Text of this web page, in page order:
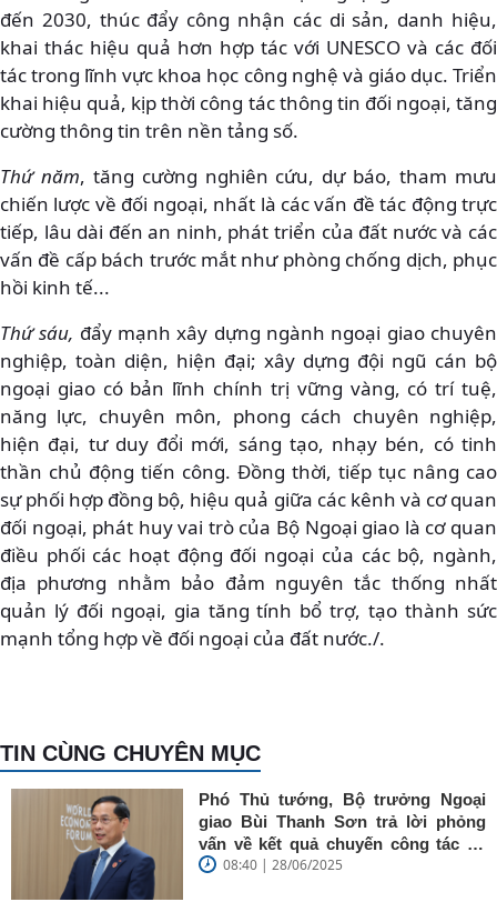
đến 2030, thúc đẩy công nhận các di sản, danh hiệu,
khai thác hiệu quả hơn hợp tác với UNESCO và các đối
tác trong lĩnh vực khoa học công nghệ và giáo dục. Triển
khai hiệu quả, kịp thời công tác thông tin đối ngoại, tăng
cường thông tin trên nền tảng số.
Thứ năm, tăng cường nghiên cứu, dự báo, tham mưu
chiến lược về đối ngoại, nhất là các vấn đề tác động trực
tiếp, lâu dài đến an ninh, phát triển của đất nước và các
vấn đề cấp bách trước mắt như phòng chống dịch, phục
hồi kinh tế...
Thứ sáu, đẩy mạnh xây dựng ngành ngoại giao chuyên
nghiệp, toàn diện, hiện đại; xây dựng đội ngũ cán bộ
ngoại giao có bản lĩnh chính trị vững vàng, có trí tuệ,
năng lực, chuyên môn, phong cách chuyên nghiệp,
hiện đại, tư duy đổi mới, sáng tạo, nhạy bén, có tinh
thần chủ động tiến công. Đồng thời, tiếp tục nâng cao
sự phối hợp đồng bộ, hiệu quả giữa các kênh và cơ quan
đối ngoại, phát huy vai trò của Bộ Ngoại giao là cơ quan
điều phối các hoạt động đối ngoại của các bộ, ngành,
địa phương nhằm bảo đảm nguyên tắc thống nhất
quản lý đối ngoại, gia tăng tính bổ trợ, tạo thành sức
mạnh tổng hợp về đối ngoại của đất nước./.
TIN CÙNG CHUYÊN MỤC
Phó Thủ tướng, Bộ trưởng Ngoại
giao Bùi Thanh Sơn trả lời phỏng
vấn về kết quả chuyến công tác tại
Trung Quốc của Thủ tướng Chính
08:40 | 28/06/2025